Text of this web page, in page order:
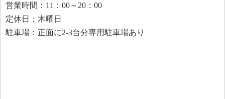
営業時間：11：00～20：00
定休日：木曜日
駐車場：正面に2-3台分専用駐車場あり